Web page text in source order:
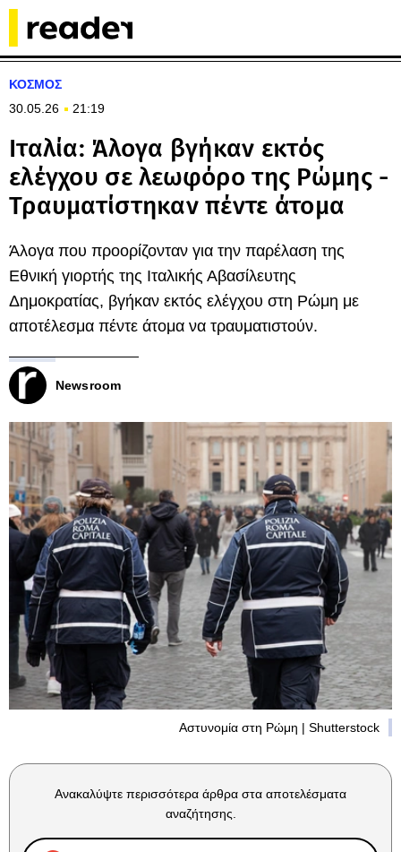
ΚΟΣΜΟΣ
30.05.26
21:19
Ιταλία: Άλογα βγήκαν εκτός
ελέγχου σε λεωφόρο της Ρώμης -
Τραυματίστηκαν πέντε άτομα
Άλογα που προορίζονταν για την παρέλαση της
Εθνική γιορτής της Ιταλικής Αβασίλευτης
Δημοκρατίας, βγήκαν εκτός ελέγχου στη Ρώμη με
αποτέλεσμα πέντε άτομα να τραυματιστούν.
Newsroom
Αστυνομία στη Ρώμη | Shutterstock
Ανακαλύψτε περισσότερα άρθρα στα αποτελέσματα
αναζήτησης.